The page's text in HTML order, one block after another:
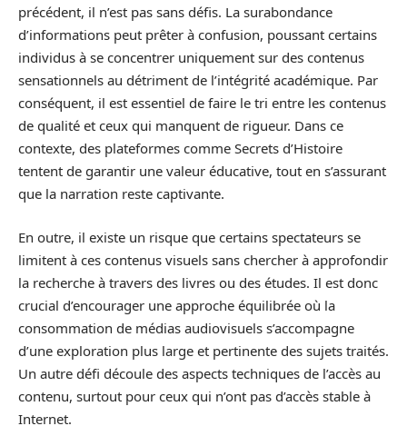
précédent, il n’est pas sans défis. La surabondance
d’informations peut prêter à confusion, poussant certains
individus à se concentrer uniquement sur des contenus
sensationnels au détriment de l’intégrité académique. Par
conséquent, il est essentiel de faire le tri entre les contenus
de qualité et ceux qui manquent de rigueur. Dans ce
contexte, des plateformes comme Secrets d’Histoire
tentent de garantir une valeur éducative, tout en s’assurant
que la narration reste captivante.
En outre, il existe un risque que certains spectateurs se
limitent à ces contenus visuels sans chercher à approfondir
la recherche à travers des livres ou des études. Il est donc
crucial d’encourager une approche équilibrée où la
consommation de médias audiovisuels s’accompagne
d’une exploration plus large et pertinente des sujets traités.
Un autre défi découle des aspects techniques de l’accès au
contenu, surtout pour ceux qui n’ont pas d’accès stable à
Internet.